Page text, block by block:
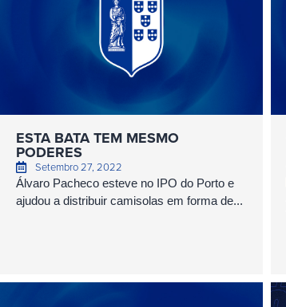
ESTA BATA TEM MESMO
PODERES
Setembro 27, 2022
Álvaro Pacheco esteve no IPO do Porto e
ajudou a distribuir camisolas em forma de...